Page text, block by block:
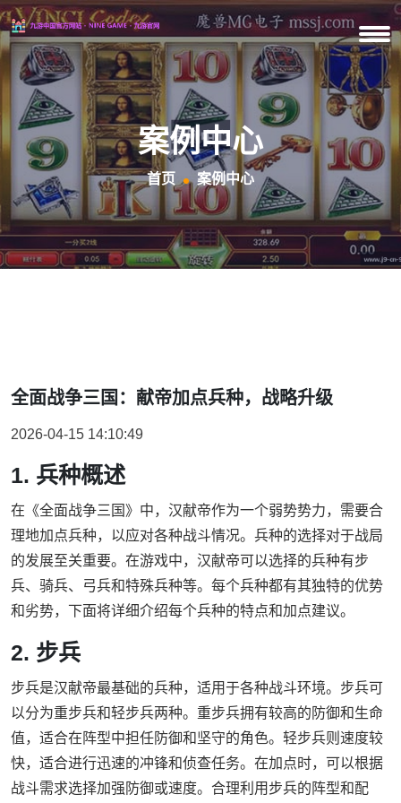
案例中心
首页 案例中心
全面战争三国：献帝加点兵种，战略升级
2026-04-15 14:10:49
1. 兵种概述
在《全面战争三国》中，汉献帝作为一个弱势势力，需要合
理地加点兵种，以应对各种战斗情况。兵种的选择对于战局
的发展至关重要。在游戏中，汉献帝可以选择的兵种有步
兵、骑兵、弓兵和特殊兵种等。每个兵种都有其独特的优势
和劣势，下面将详细介绍每个兵种的特点和加点建议。
2. 步兵
步兵是汉献帝最基础的兵种，适用于各种战斗环境。步兵可
以分为重步兵和轻步兵两种。重步兵拥有较高的防御和生命
值，适合在阵型中担任防御和坚守的角色。轻步兵则速度较
快，适合进行迅速的冲锋和侦查任务。在加点时，可以根据
战斗需求选择加强防御或速度。合理利用步兵的阵型和配